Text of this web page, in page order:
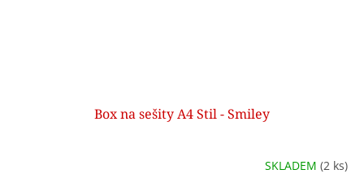
Box na sešity A4 Stil - Smiley
SKLADEM (2 ks)